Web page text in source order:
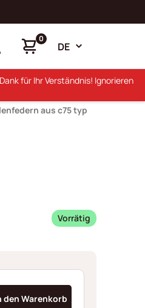
0
DE
aus c75 typ
Vorrätig
den Warenkorb
für Ihr Verständnis! Ignorieren